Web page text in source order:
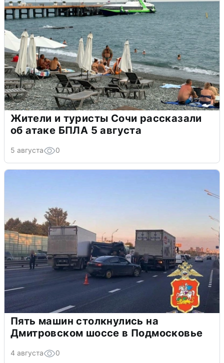
Жители и туристы Сочи рассказали
об атаке БПЛА 5 августа
5 августа 0
Пять машин столкнулись на
Дмитровском шоссе в Подмосковье
4 августа 0